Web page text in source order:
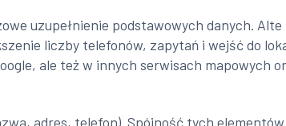
uzupełnienie podstawowych danych.
liczby telefonów, zapytań i wejść do
ale też w innych serwisach mapowych
adres, telefon). Spójność tych